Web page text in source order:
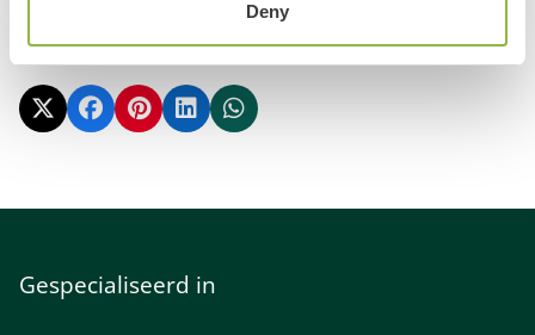
Deny
Delen
Gespecialiseerd in